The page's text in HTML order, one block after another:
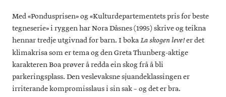
Med «Pondusprisen» og «Kulturdepartementets pris for beste
tegneserie» i ryggen har Nora Dåsnes (1995) skrive og teikna
hennar tredje utgivnad for barn. I bokaLa skogen leve!er det
klimakrisa som er tema og den Greta Thunberg-aktige
karakteren Boa prøver å redda ein skog frå å bli
parkeringsplass. Den veslevaksne sjuandeklassingen er
irriterande kompromisslaus i sin sak – og det er bra.